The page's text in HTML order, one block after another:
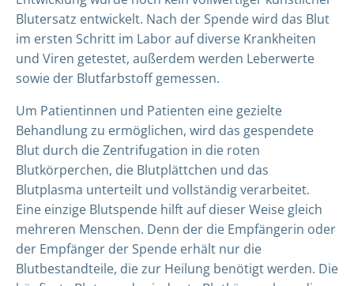
Blutersatz entwickelt. Nach der Spende wird das Blut
im ersten Schritt im Labor auf diverse Krankheiten
und Viren getestet, außerdem werden Leberwerte
sowie der Blutfarbstoff gemessen.
Um Patientinnen und Patienten eine gezielte
Behandlung zu ermöglichen, wird das gespendete
Blut durch die Zentrifugation in die roten
Blutkörperchen, die Blutplättchen und das
Blutplasma unterteilt und vollständig verarbeitet.
Eine einzige Blutspende hilft auf dieser Weise gleich
mehreren Menschen. Denn der die Empfängerin oder
der Empfänger der Spende erhält nur die
Blutbestandteile, die zur Heilung benötigt werden. Die